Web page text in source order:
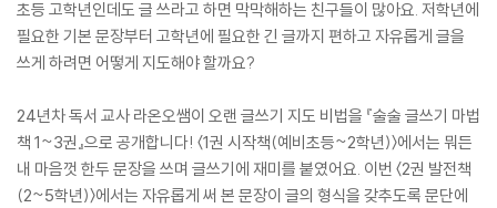
초등 고학년인데도 글 쓰라고 하면 막막해하는 친구들이 많아요. 저학년에
필요한 기본 문장부터 고학년에 필요한 긴 글까지 편하고 자유롭게 글을
쓰게 하려면 어떻게 지도해야 할까요?
24년차 독서 교사 라온오쌤이 오랜 글쓰기 지도 비법을 『술술 글쓰기 마법
책 1~3권』으로 공개합니다! 〈1권 시작책(예비초등~2학년)〉에서는 뭐든
내 마음껏 한두 문장을 쓰며 글쓰기에 재미를 붙였어요. 이번 〈2권 발전책
(2~5학년)〉에서는 자유롭게 써 본 문장이 글의 형식을 갖추도록 문단에